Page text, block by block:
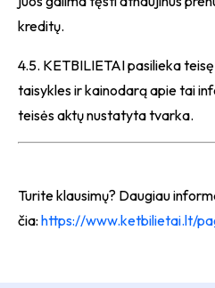
kreditų.
4.5. KETBILIETAI pasilieka
taisykles ir kainodarą apie tai
teisės aktų nustatyta tvarka.
Turite klausimų? Daugiau
čia: https://www.ketbilietai.lt/